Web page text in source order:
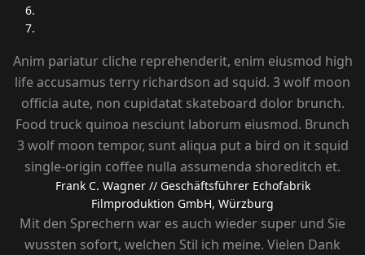
Anim pariatur cliche reprehenderit, enim eiusmod high
life accusamus terry richardson ad squid. 3 wolf moon
officia aute, non cupidatat skateboard dolor brunch.
Food truck quinoa nesciunt laborum eiusmod. Brunch
3 wolf moon tempor, sunt aliqua put a bird on it squid
single-origin coffee nulla assumenda shoreditch et.
Frank C. Wagner // Geschäftsführer Echofabrik
Filmproduktion GmbH, Würzburg
Mit den Sprechern war es auch wieder super und Sie
wussten sofort, welchen Stil ich meine. Vielen Dank